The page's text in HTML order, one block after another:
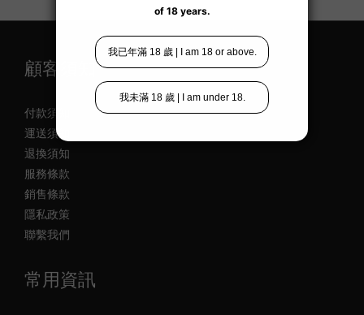
顧客須知
付款須知
運送須知
退換須知
服務條款
銷售條款
隱私政策
聯繫我們
常用資訊